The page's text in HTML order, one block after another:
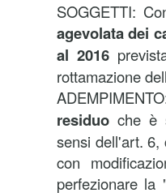
SOGGETTI:
agevolata dei
al 2016
rottamazione
residuo che è
sensi dell'art. 6,
con
perfezionare la